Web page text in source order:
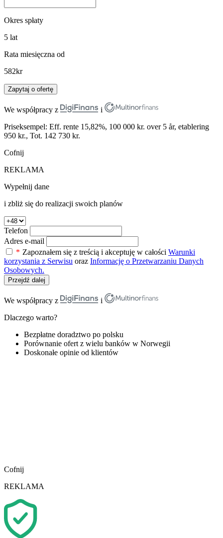
Okres spłaty
5 lat
Rata miesięczna od
582kr
Zapytaj o ofertę
We współpracy z
i
Priseksempel: Eff. rente 15,82%, 100 000 kr. over 5 år, etablering
950 kr., Tot. 142 730 kr.
Cofnij
REKLAMA
Wypełnij dane
i zbliż się do realizacji swoich planów
Telefon
Adres e-mail
* Zapoznałem się z treścią i akceptuję w całości Warunki
korzystania z Serwisu oraz Informację o Przetwarzaniu Danych
Osobowych.
Przejdź dalej
We współpracy z
i
Dlaczego warto?
Bezpłatne doradztwo po polsku
Porównanie ofert z wielu banków w Norwegii
Doskonałe opinie od klientów
Cofnij
REKLAMA